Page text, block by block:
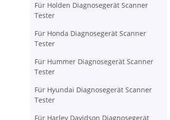
Für Holden Diagnosegerät Scanner
Tester
Für Honda Diagnosegerät Scanner
Tester
Für Hummer Diagnosegerät Scanner
Tester
Für Hyundai Diagnosegerät Scanner
Tester
Für Harley Davidson Diagnosegerät